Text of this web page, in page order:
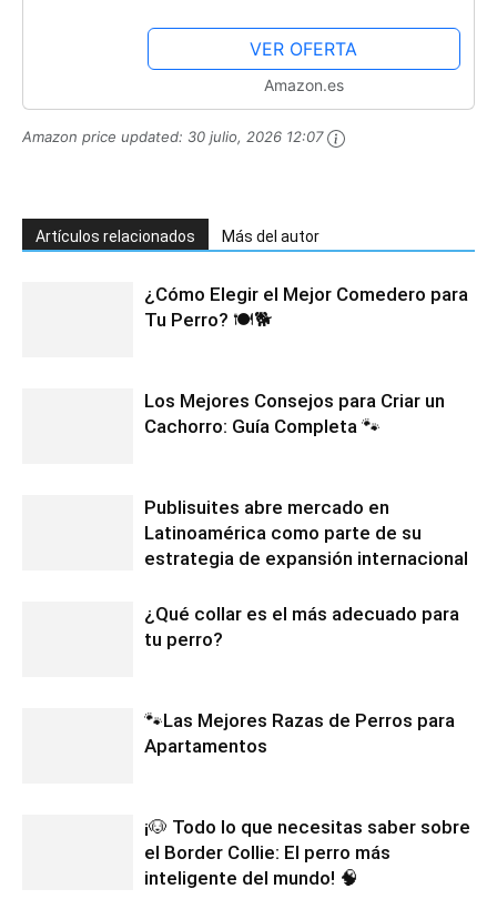
VER OFERTA
Amazon.es
Amazon price updated: 30 julio, 2026 12:07
Artículos relacionados Más del autor
¿Cómo Elegir el Mejor Comedero para
Tu Perro? 🍽️🐕
Los Mejores Consejos para Criar un
Cachorro: Guía Completa 🐾
Publisuites abre mercado en
Latinoamérica como parte de su
estrategia de expansión internacional
¿Qué collar es el más adecuado para
tu perro?
🐾Las Mejores Razas de Perros para
Apartamentos
¡🐶 Todo lo que necesitas saber sobre
el Border Collie: El perro más
inteligente del mundo! 🧠